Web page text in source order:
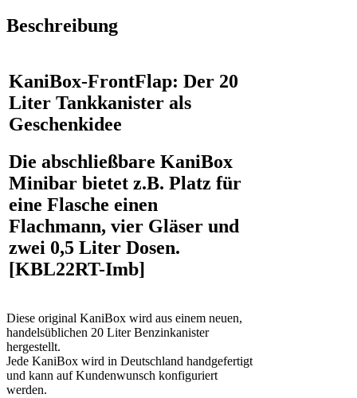
Beschreibung
KaniBox-FrontFlap: Der 20
Liter Tankkanister als
Geschenkidee
Die abschließbare KaniBox
Minibar bietet z.B. Platz für
eine Flasche einen
Flachmann, vier Gläser und
zwei 0,5 Liter Dosen.
[KBL22RT-Imb]
Diese original KaniBox wird aus einem neuen,
handelsüblichen 20 Liter Benzinkanister
hergestellt.
Jede KaniBox wird in Deutschland handgefertigt
und kann auf Kundenwunsch konfiguriert
werden.